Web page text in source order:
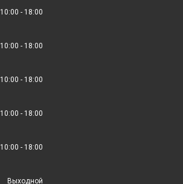
10:00 - 18:00
10:00 - 18:00
10:00 - 18:00
10:00 - 18:00
10:00 - 18:00
Выходной